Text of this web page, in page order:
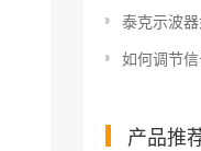
泰克示波器
如何调节
产品推